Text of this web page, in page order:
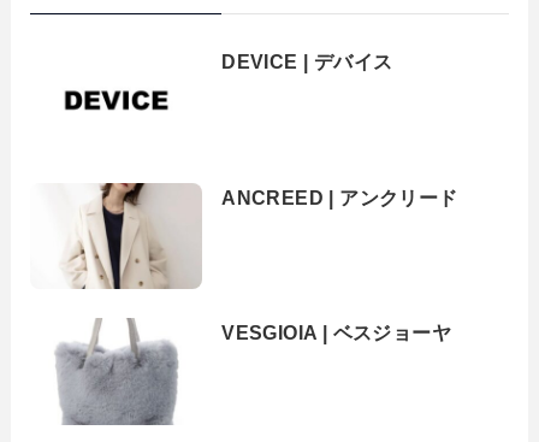
DEVICE | デバイス
ANCREED | アンクリード
VESGIOIA | ベスジョーヤ